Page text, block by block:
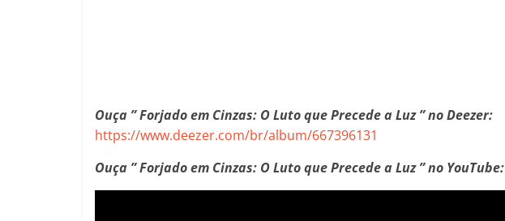
Ouça ” Forjado em Cinzas: O Luto que Precede a Luz ” no Deezer:
https://www.deezer.com/br/album/667396131
Ouça ” Forjado em Cinzas: O Luto que Precede a Luz ” no YouTube: